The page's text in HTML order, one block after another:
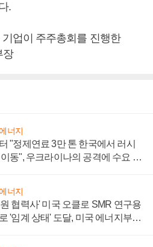
.
업이 주주총회를 진행한
장
너지
"정제연료 3만 톤 한국에서 러시
동", 우크라이나의 공격에 수요 늘
너지
협력사' 미국 오클로 SMR 연구용
'임계 상태' 도달, 미국 에너지부